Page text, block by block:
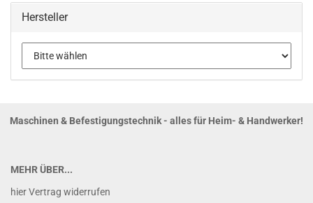
Hersteller
Maschinen & Befestigungstechnik - alles für Heim- & Handwerker!
MEHR ÜBER...
hier Vertrag widerrufen